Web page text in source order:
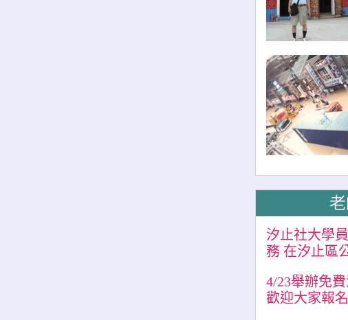
汐止社大學
務 在汐止區
4/23舉辦免
歡迎大家報名